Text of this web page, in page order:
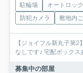
駐輪場 オートロック
防犯カメラ
敷地内
【ジョイフル新丸子第
なしです♪ 宅配ボック
募集中の部屋